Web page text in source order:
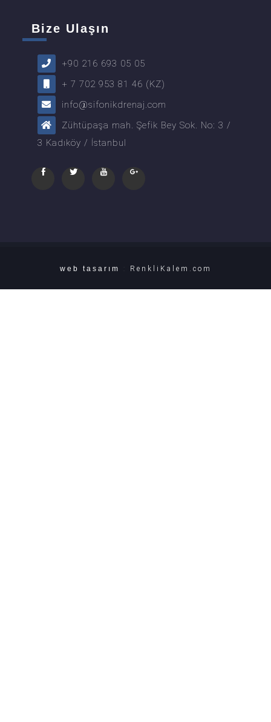
Bize Ulaşın
+90 216 693 05 05
+ 7 702 953 81 46 (KZ)
info@sifonikdrenaj.com
Zühtüpaşa mah. Şefik Bey Sok. No: 3 /
3 Kadıköy / İstanbul
web tasarım RenkliKalem.com